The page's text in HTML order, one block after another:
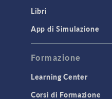
Libri
App di Simulazione
Formazione
Learning Center
Corsi di Formazione